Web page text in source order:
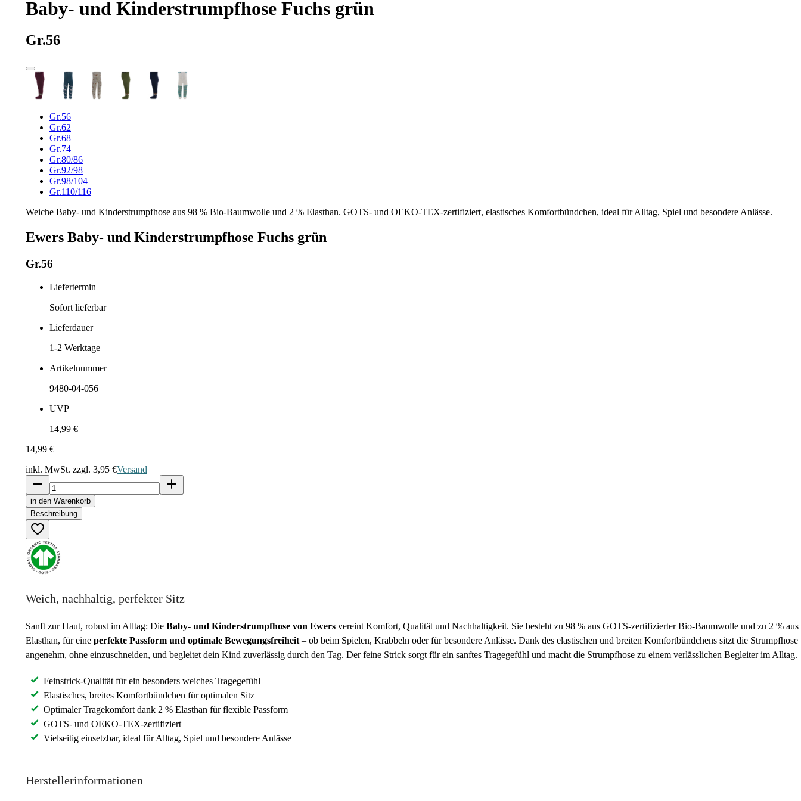
Baby- und Kinderstrumpfhose Fuchs grün
Gr.56
Gr.56
Gr.62
Gr.68
Gr.74
Gr.80/86
Gr.92/98
Gr.98/104
Gr.110/116
Weiche Baby- und Kinderstrumpfhose aus 98 % Bio-Baumwolle und 2 % Elasthan. GOTS- und OEKO-TEX-zertifiziert, elastisches Komfortbündchen, ideal für Alltag, Spiel und besondere Anlässe.
Ewers Baby- und Kinderstrumpfhose Fuchs grün
Gr.56
Liefertermin
Sofort lieferbar
Lieferdauer
1-2 Werktage
Artikelnummer
9480-04-056
UVP
14,99 €
14,99 €
inkl. MwSt. zzgl. 3,95 €Versand
in den Warenkorb
Beschreibung
Weich, nachhaltig, perfekter Sitz
Sanft zur Haut, robust im Alltag: Die Baby- und Kinderstrumpfhose von Ewers vereint Komfort, Qualität und Nachhaltigkeit. Sie besteht zu 98 % aus GOTS-zertifizierter Bio-Baumwolle und zu 2 % aus
Elasthan, für eine perfekte Passform und optimale Bewegungsfreiheit – ob beim Spielen, Krabbeln oder für besondere Anlässe. Dank des elastischen und breiten Komfortbündchens sitzt die Strumpfhose
angenehm, ohne einzuschneiden, und begleitet dein Kind zuverlässig durch den Tag. Der feine Strick sorgt für ein sanftes Tragegefühl und macht die Strumpfhose zu einem verlässlichen Begleiter im Alltag.
Feinstrick-Qualität für ein besonders weiches Tragegefühl
Elastisches, breites Komfortbündchen für optimalen Sitz
Optimaler Tragekomfort dank 2 % Elasthan für flexible Passform
GOTS- und OEKO-TEX-zertifiziert
Vielseitig einsetzbar, ideal für Alltag, Spiel und besondere Anlässe
Herstellerinformationen